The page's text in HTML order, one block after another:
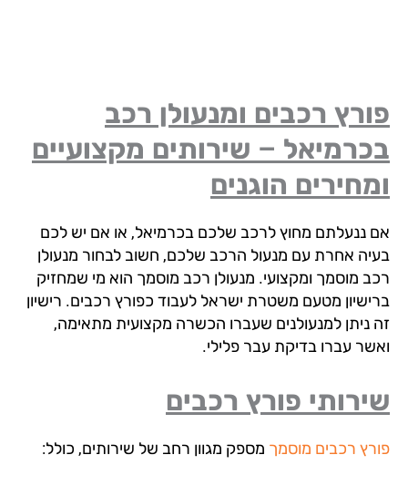
רכבים ומנעולן רכב
– שירותים מקצועיים
הוגנים
ננעלתם מחוץ לרכב שלכם בכרמיאל, או אם יש לכם
אחרת עם מנעול הרכב שלכם, חשוב לבחור מנעולן
מוסמך ומקצועי. מנעולן רכב מוסמך הוא מי שמחזיק
מטעם משטרת ישראל לעבוד כפורץ רכבים. רישיון
ניתן למנעולנים שעברו הכשרה מקצועית מתאימה,
עברו בדיקת עבר פלילי.
פורץ רכבים
רכבים מוסמךמספק מגוון רחב של שירותים, כולל: